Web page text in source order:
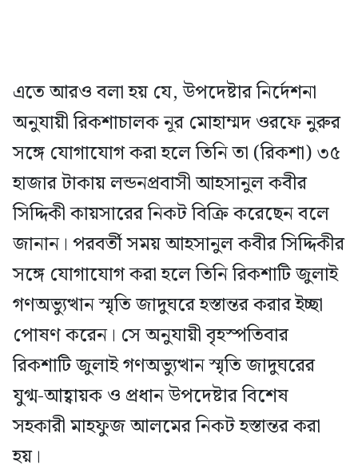
এতে আরও বলা হয় যে, উপদেষ্টার নির্দেশনা
অনুযায়ী রিকশাচালক নূর মোহাম্মদ ওরফে নুরুর
সঙ্গে যোগাযোগ করা হলে তিনি তা (রিকশা) ৩৫
হাজার টাকায় লন্ডনপ্রবাসী আহসানুল কবীর
সিদ্দিকী কায়সারের নিকট বিক্রি করেছেন বলে
জানান। পরবর্তী সময় আহসানুল কবীর সিদ্দিকীর
সঙ্গে যোগাযোগ করা হলে তিনি রিকশাটি জুলাই
গণঅভ্যুত্থান স্মৃতি জাদুঘরে হস্তান্তর করার ইচ্ছা
পোষণ করেন। সে অনুযায়ী বৃহস্পতিবার
রিকশাটি জুলাই গণঅভ্যুত্থান স্মৃতি জাদুঘরের
যুগ্ম-আহ্বায়ক ও প্রধান উপদেষ্টার বিশেষ
সহকারী মাহফুজ আলমের নিকট হস্তান্তর করা
হয়।